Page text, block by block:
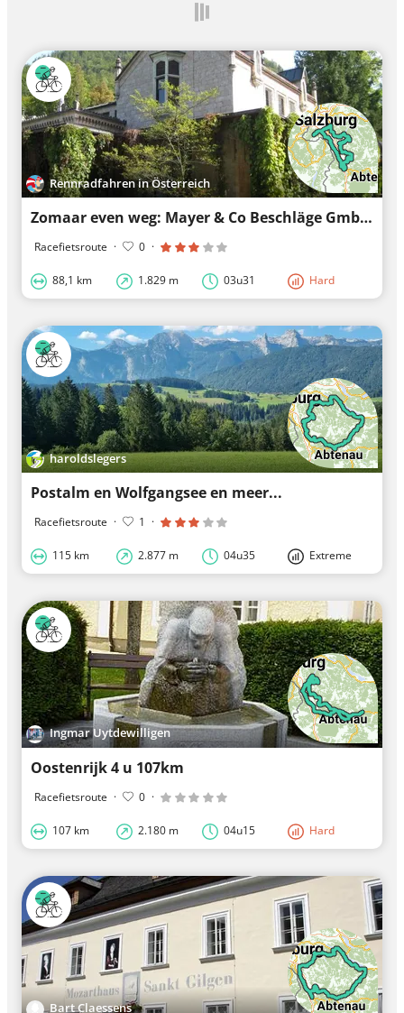
Rennradfahren in Österreich
Zomaar even weg: Mayer & Co Beschläge GmbH
Racefietsroute · 0 ·
88,1 km 1.829 m 03u31 Hard
haroldslegers
Postalm en Wolfgangsee en meer...
Racefietsroute · 1 ·
115 km 2.877 m 04u35 Extreme
Ingmar Uytdewilligen
Oostenrijk 4 u 107km
Racefietsroute · 0 ·
107 km 2.180 m 04u15 Hard
Bart Claessens